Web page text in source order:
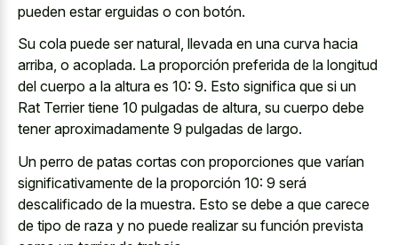
pueden estar erguidas o con botón.
Su cola puede ser natural, llevada en una curva hacia
arriba, o acoplada. La proporción preferida de la longitud
del cuerpo a la altura es 10: 9. Esto significa que si un
Rat Terrier tiene 10 pulgadas de altura, su cuerpo debe
tener aproximadamente 9 pulgadas de largo.
Un perro de patas cortas con proporciones que varían
significativamente de la proporción 10: 9 será
descalificado de la muestra. Esto se debe a que carece
de tipo de raza y no puede realizar su función prevista